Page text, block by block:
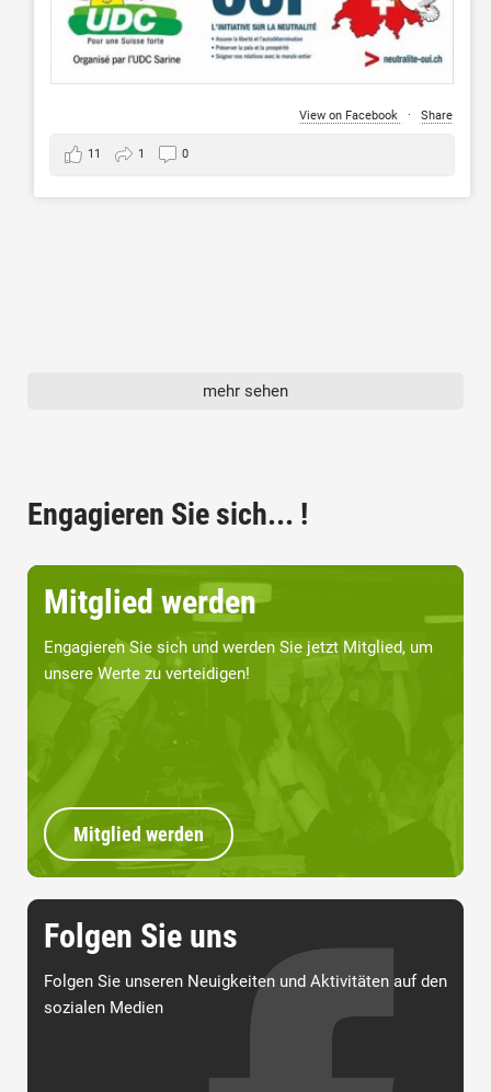
View on Facebook · Share
11 1 0
mehr sehen
Engagieren Sie sich... !
Mitglied werden
Engagieren Sie sich und werden Sie jetzt Mitglied, um
unsere Werte zu verteidigen!
Mitglied werden
Folgen Sie uns
Folgen Sie unseren Neuigkeiten und Aktivitäten auf den
sozialen Medien